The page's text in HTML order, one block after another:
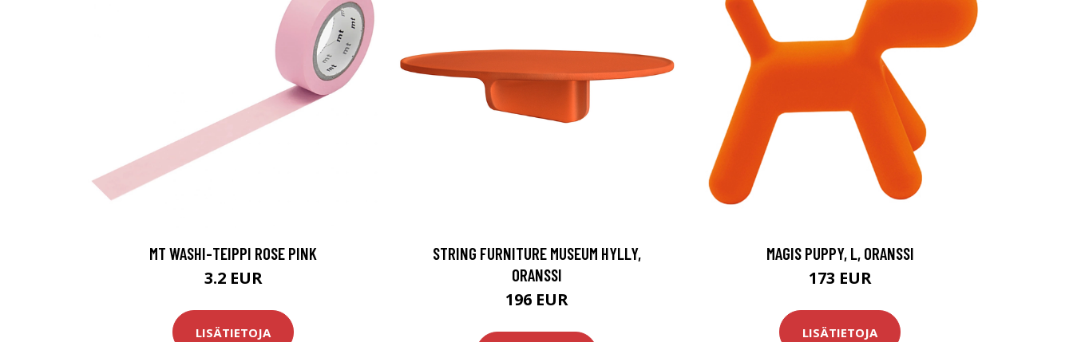
MT WASHI-TEIPPI ROSE PINK
3.2 EUR
LISÄTIETOJA
STRING FURNITURE MUSEUM HYLLY,
ORANSSI
196 EUR
MAGIS PUPPY, L, ORANSSI
173 EUR
LISÄTIETOJA